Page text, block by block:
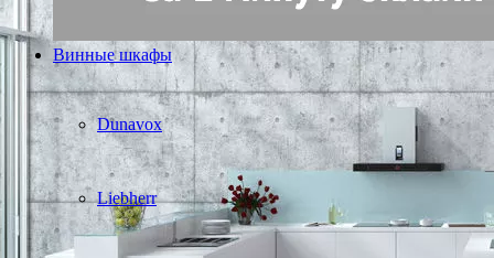
Винные шкафы
Dunavox
Liebherr